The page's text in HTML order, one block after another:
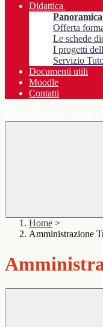
Didattica
Panoramica
Offerta
Le schede
I progetti
Servizio
Documenti utili
Moodle
Contatti
Home >
Amministrazione